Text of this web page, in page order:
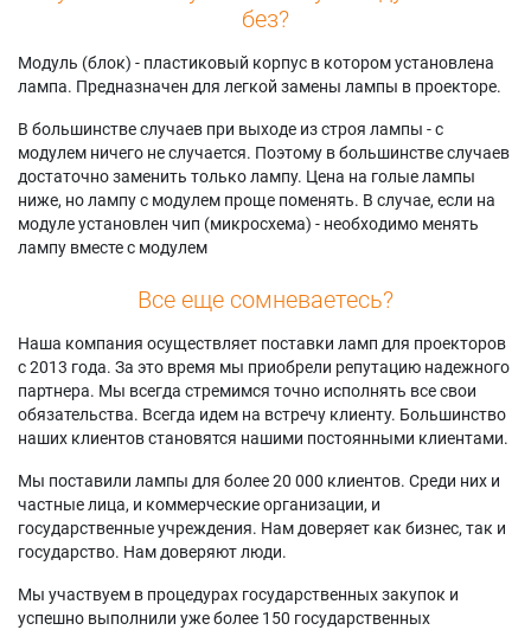
без?
Модуль (блок) - пластиковый корпус в котором установлена
лампа. Предназначен для легкой замены лампы в проекторе.
В большинстве случаев при выходе из строя лампы - с
модулем ничего не случается. Поэтому в большинстве случаев
достаточно заменить только лампу. Цена на голые лампы
ниже, но лампу с модулем проще поменять. В случае, если на
модуле установлен чип (микросхема) - необходимо менять
лампу вместе с модулем
Все еще сомневаетесь?
Наша компания осуществляет поставки ламп для проекторов
с 2013 года. За это время мы приобрели репутацию надежного
партнера. Мы всегда стремимся точно исполнять все свои
обязательства. Всегда идем на встречу клиенту. Большинство
наших клиентов становятся нашими постоянными клиентами.
Мы поставили лампы для более 20 000 клиентов. Среди них и
частные лица, и коммерческие организации, и
государственные учреждения. Нам доверяет как бизнес, так и
государство. Нам доверяют люди.
Мы участвуем в процедурах государственных закупок и
успешно выполнили уже более 150 государственных